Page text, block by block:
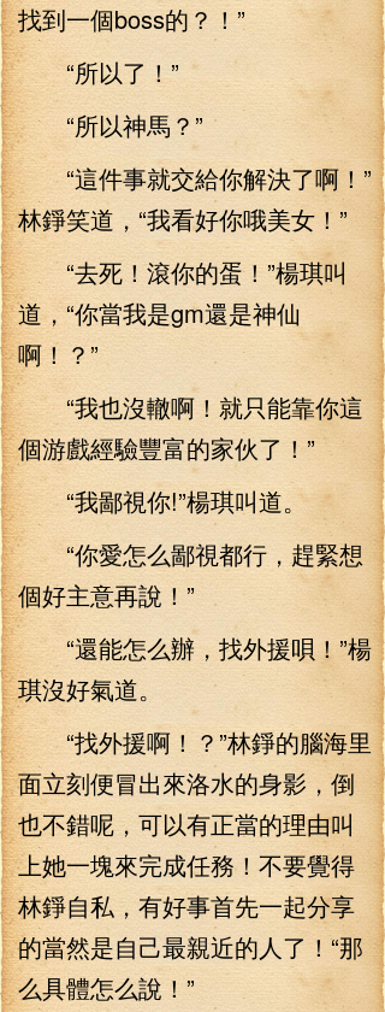
找到一個boss的？！”
“所以了！”
“所以神馬？”
“這件事就交給你解決了啊！”
林錚笑道，“我看好你哦美女！”
“去死！滾你的蛋！”楊琪叫
道，“你當我是gm還是神仙
啊！？”
“我也沒轍啊！就只能靠你這
個游戲經驗豐富的家伙了！”
“我鄙視你!”楊琪叫道。
“你愛怎么鄙視都行，趕緊想
個好主意再說！”
“還能怎么辦，找外援唄！”楊
琪沒好氣道。
“找外援啊！？”林錚的腦海里
面立刻便冒出來洛水的身影，倒
也不錯呢，可以有正當的理由叫
上她一塊來完成任務！不要覺得
林錚自私，有好事首先一起分享
的當然是自己最親近的人了！“那
么具體怎么說！”